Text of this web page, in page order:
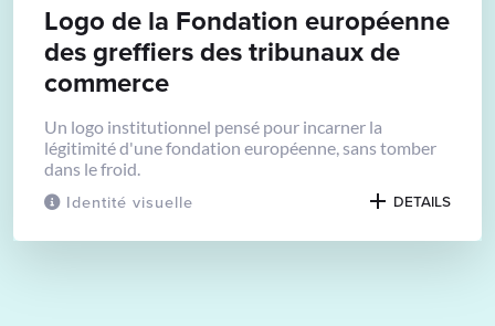
Identité visuelle
Logo de la Fondation européenne
des greffiers des tribunaux de
commerce
Un logo institutionnel pensé pour incarner la
légitimité d'une fondation européenne, sans tomber
dans le froid.
DETAILS